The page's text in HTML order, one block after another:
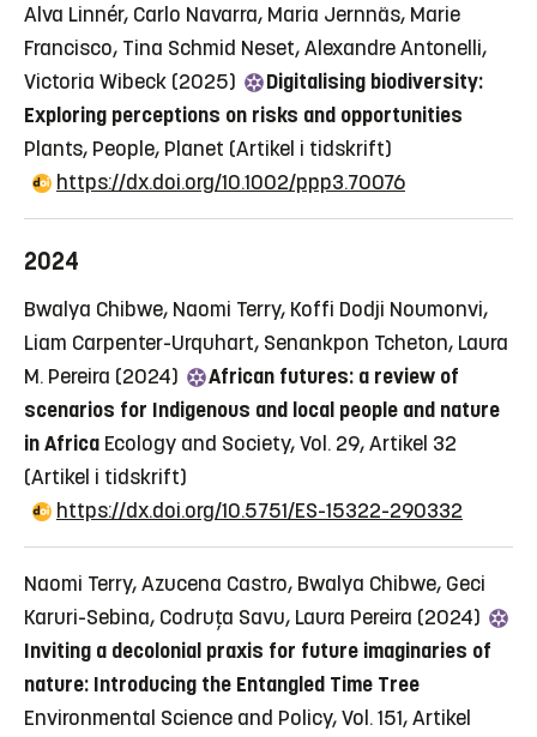
Alva Linnér, Carlo Navarra, Maria Jernnäs, Marie
Francisco, Tina Schmid Neset, Alexandre Antonelli,
Victoria Wibeck (2025)
Digitalising biodiversity:
Exploring perceptions on risks and opportunities
Plants, People, Planet (Artikel i tidskrift)
https://dx.doi.org/10.1002/ppp3.70076
2024
Bwalya Chibwe, Naomi Terry, Koffi Dodji Noumonvi,
Liam Carpenter-Urquhart, Senankpon Tcheton, Laura
M. Pereira (2024)
African futures: a review of
scenarios for Indigenous and local people and nature
in Africa Ecology and Society, Vol. 29, Artikel 32
(Artikel i tidskrift)
https://dx.doi.org/10.5751/ES-15322-290332
Naomi Terry, Azucena Castro, Bwalya Chibwe, Geci
Karuri-Sebina, Codruţa Savu, Laura Pereira (2024)
Inviting a decolonial praxis for future imaginaries of
nature: Introducing the Entangled Time Tree
Environmental Science and Policy, Vol. 151, Artikel